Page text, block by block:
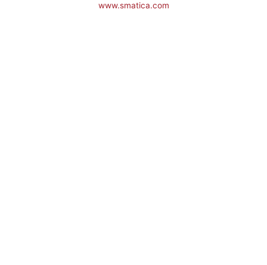
www.smatica.com